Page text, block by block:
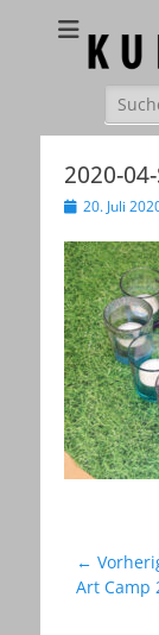
Galerie –
nach:
2020-
Veröffentlicht
20. Juli
←
Vorheriger
Art Camp